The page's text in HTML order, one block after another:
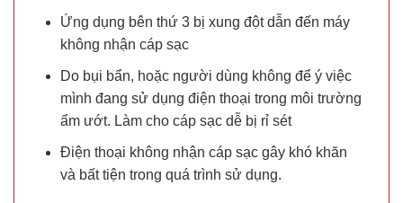
Ứng dụng bên thứ 3 bị xung đột dẫn đến máy
không nhận cáp sạc
Do bụi bẩn, hoặc người dùng không để ý việc
mình đang sử dụng điện thoại trong môi trường
ẩm ướt. Làm cho cáp sạc dễ bị rỉ sét
Điện thoại không nhận cáp sạc gây khó khăn
và bất tiện trong quá trình sử dụng.